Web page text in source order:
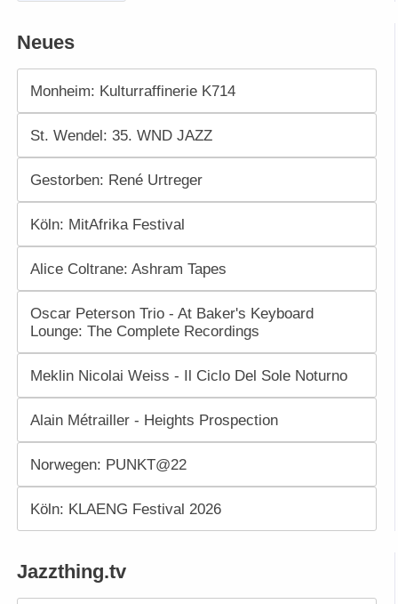
Neues
Monheim: Kulturraffinerie K714
St. Wendel: 35. WND JAZZ
Gestorben: René Urtreger
Köln: MitAfrika Festival
Alice Coltrane: Ashram Tapes
Oscar Peterson Trio - At Baker's Keyboard
Lounge: The Complete Recordings
Meklin Nicolai Weiss - Il Ciclo Del Sole Noturno
Alain Métrailler - Heights Prospection
Norwegen: PUNKT@22
Köln: KLAENG Festival 2026
Jazzthing.tv